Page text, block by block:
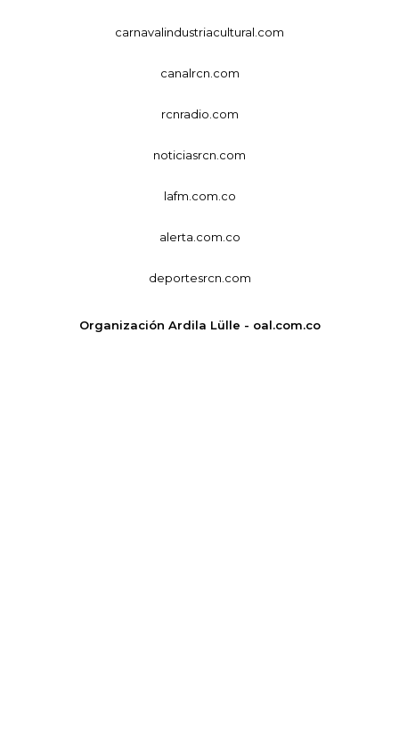
carnavalindustriacultural.com
canalrcn.com
rcnradio.com
noticiasrcn.com
lafm.com.co
alerta.com.co
deportesrcn.com
Organización Ardila Lülle - oal.com.co